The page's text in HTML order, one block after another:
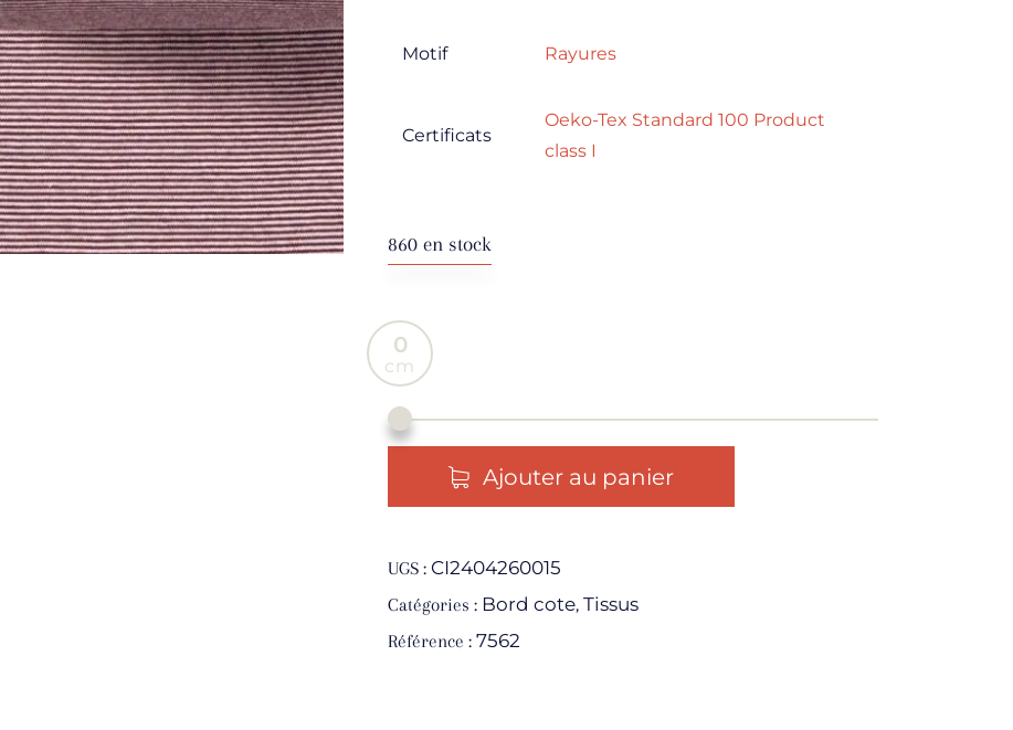
Motif Rayures
Certificats
Oeko-Tex Standard 100 Product
class I
860 en stock
0
Ajouter au panier
UGS : CI2404260015
Catégories : Bord cote, Tissus
Référence : 7562